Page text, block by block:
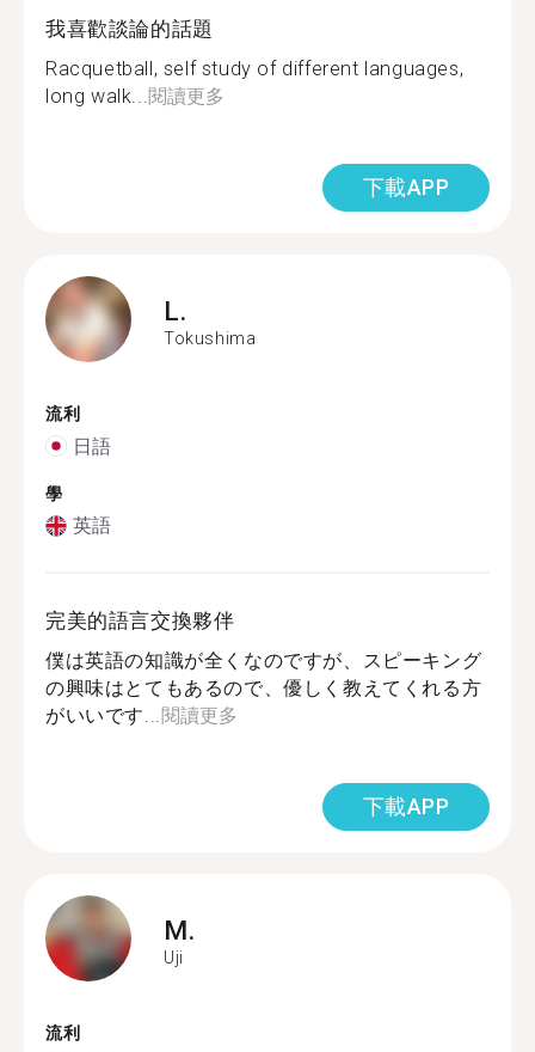
我喜歡談論的話題
Racquetball, self study of different languages,
long walk...閱讀更多
下載APP
L.
Tokushima
流利
日語
學
英語
完美的語言交換夥伴
僕は英語の知識が全くなのですが、スピーキング
の興味はとてもあるので、優しく教えてくれる方
がいいです...閱讀更多
下載APP
M.
Uji
流利